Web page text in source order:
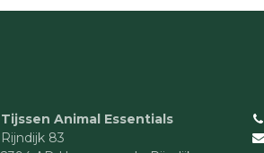
Tijssen Animal Essentials
Rijndijk 83